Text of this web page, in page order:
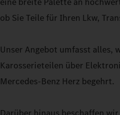
ob Sie Teile für Ihren Lkw,
Unser Angebot umfasst alles,
Karosserieteilen über
Mercedes-Benz Herz begehrt.